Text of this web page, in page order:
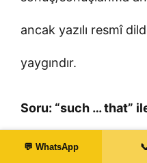
ancak yazılı resmî
yaygındır.
Soru: “such … that”
hangisi daha doğru?
💬 WhatsApp